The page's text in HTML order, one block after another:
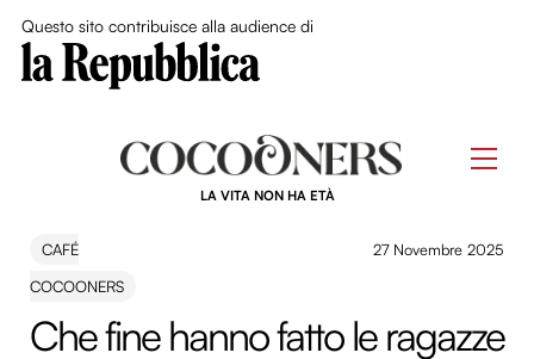
Questo sito contribuisce alla audience di
LA VITA NON HA ETÀ
CAFÉ
COCOONERS
27 Novembre 2025
Che fine hanno fatto le ragazze